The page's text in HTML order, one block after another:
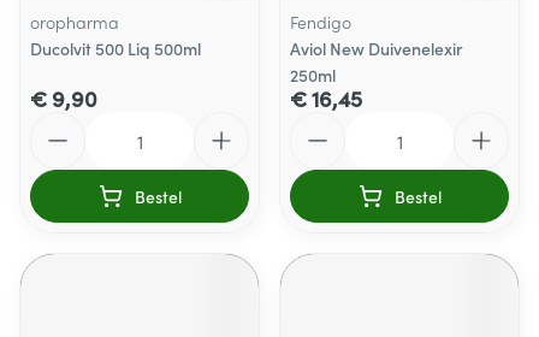
oropharma
Ducolvit 500 Liq 500ml
€ 9,90
Bestel
Fendigo
Aviol New Duivenelexir
250ml
€ 16,45
Bestel